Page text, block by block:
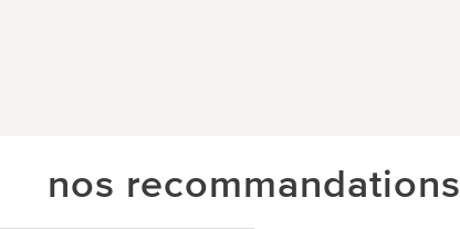
nos recommandations